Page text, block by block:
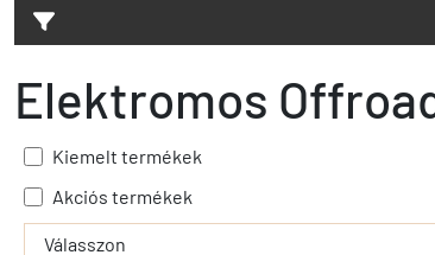
Elektromos
Kiemelt termékek
Akciós termékek
- - filter_submit - -